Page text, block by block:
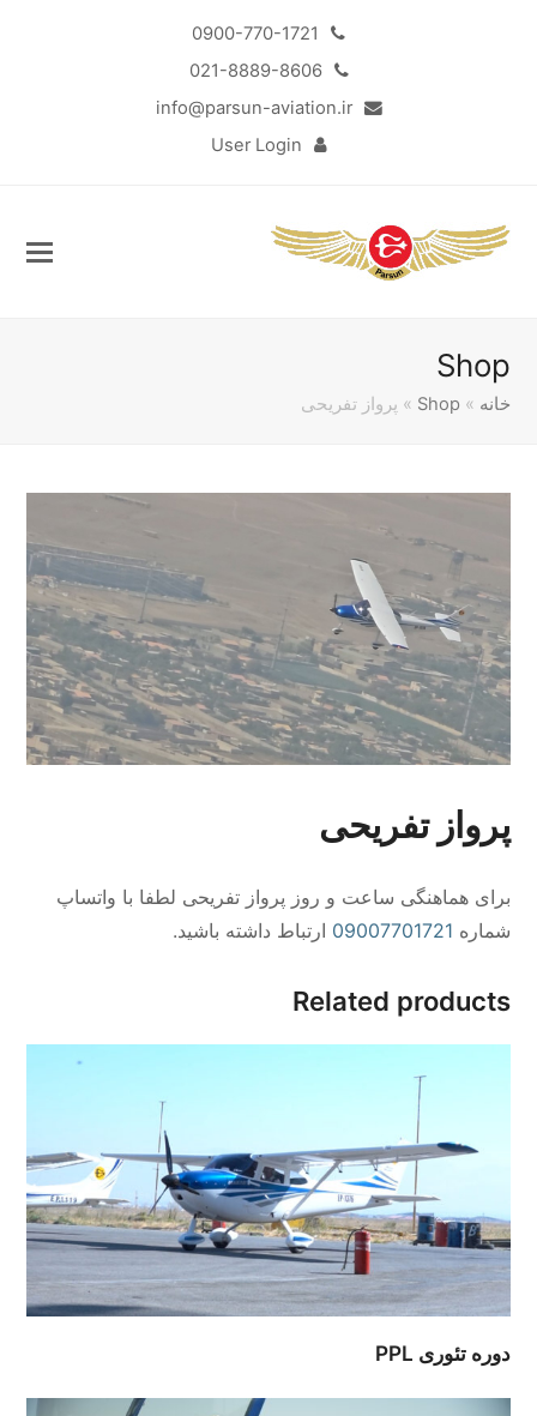
0900-770-1721
021-8889-8606
info@parsun-aviation.ir
User Login
Shop
خانه »
Shop
» پرواز تفریحی
پرواز تفریحی
برای هماهنگی ساعت و روز پرواز تفریحی لطفا با واتساپ
شماره 09007701721 ارتباط داشته باشید.
Related products
دوره تئوری PPL